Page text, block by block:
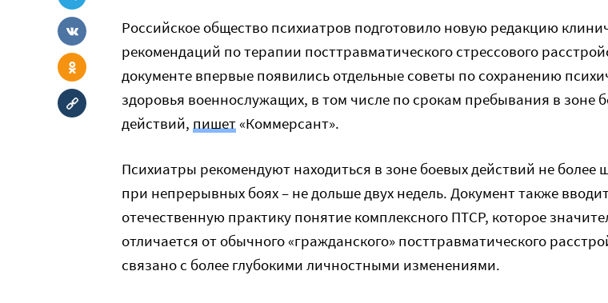
Российское общество психиатров подготовило новую редакцию
рекомендаций по терапии посттравматического стрессового
документе впервые появились отдельные советы по сохранению
здоровья военнослужащих, в том числе по срокам пребывания в зоне
действий, пишет«Коммерсант».
Психиатры рекомендуют находиться в зоне боевых действий не более
при непрерывных боях – не дольше двух недель. Документ также
отечественную практику понятие комплексного ПТСР, которое
отличается от обычного «гражданского» посттравматического
связано с более глубокими личностными изменениями.